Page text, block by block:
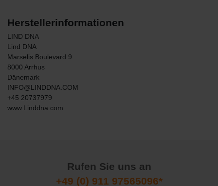
Herstellerinformationen
LIND DNA
Lind DNA
Marselis Boulevard 9
8000 Arrhus
Dänemark
INFO@LINDDNA.COM
+45 20737979
www.Linddna.com
Rufen Sie uns an
+49 (0) 911 97565096*